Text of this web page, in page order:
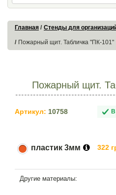
Главная Стенды для
Пожарный щит. Табличка "ПК-101"
Пожарный щит.
Артикул: 10758 В
пластик 3мм 322